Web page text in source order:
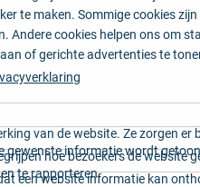
te maken. Sommige cookies
Andere cookies helpen ons om
of gerichte advertenties te
van de website. Ze zorgen er
gewenste informatie wordt
hoe bezoekers de website
te rapporteren.
een website informatie kan